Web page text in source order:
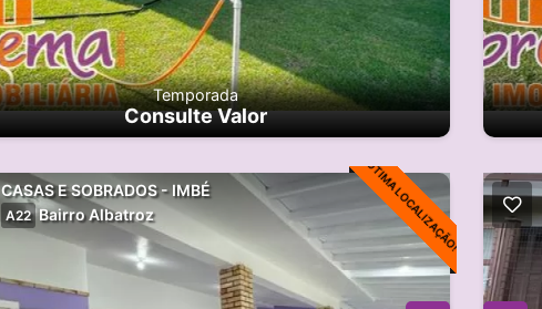
Temporada
Consulte Valor
ÓTIMA LOCALIZAÇÃO!
CASAS E SOBRADOS - IMBÉ
A22 Bairro Albatroz